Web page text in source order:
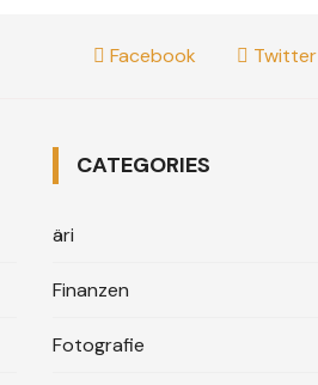
Facebook Twitter
CATEGORIES
äri
Finanzen
Fotografie